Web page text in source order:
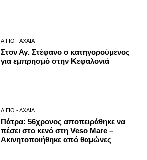
ΑΊΓΙΟ - ΑΧΑΪ́Α
Στον Αγ. Στέφανο ο κατηγορούμενος
για εμπρησμό στην Κεφαλονιά
ΑΊΓΙΟ - ΑΧΑΪ́Α
Πάτρα: 56χρονος αποπειράθηκε να
πέσει στο κενό στη Veso Mare –
Ακινητοποιήθηκε από θαμώνες